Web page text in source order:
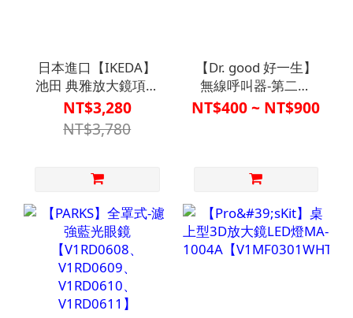
日本進口【IKEDA】
池田 典雅放大鏡項鍊
4倍【RL-055】
NT$3,280
NT$3,780
【Dr. good 好一生】
無線呼叫器-第二代
【C1HC0005WHT】
NT$400 ~ NT$900